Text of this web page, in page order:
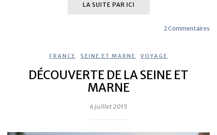
LA SUITE PAR ICI
2 Commentaires
FRANCE SEINE ET MARNE VOYAGE
DÉCOUVERTE DE LA SEINE ET
MARNE
6 juillet 2015